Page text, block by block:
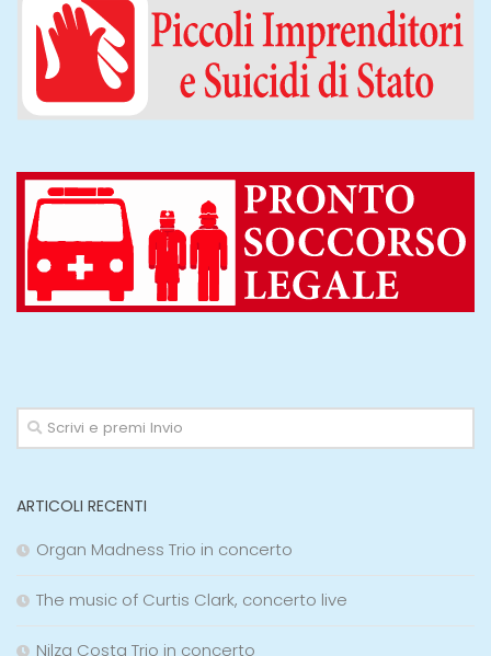
ARTICOLI RECENTI
Organ Madness Trio in concerto
The music of Curtis Clark, concerto live
Nilza Costa Trio in concerto